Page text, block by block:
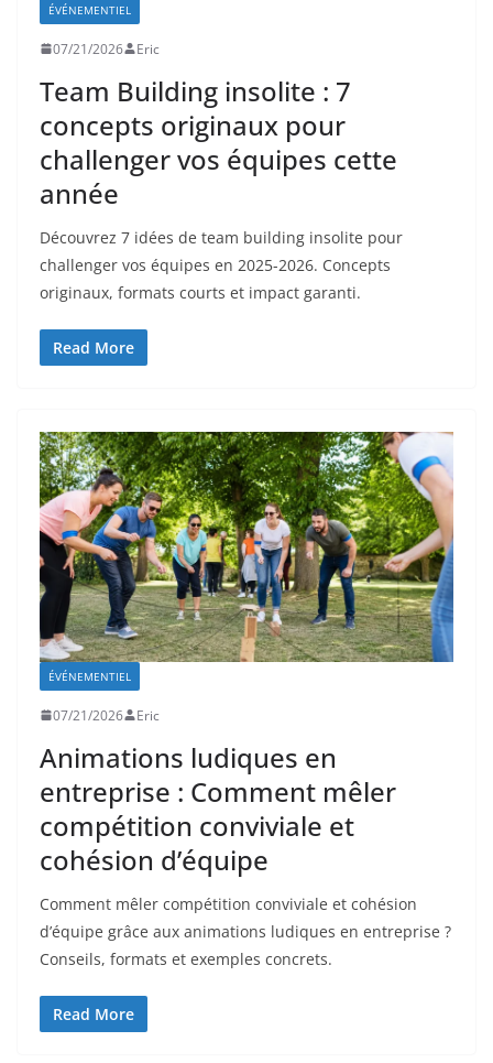
ÉVÉNEMENTIEL
07/21/2026 Eric
Team Building insolite : 7
concepts originaux pour
challenger vos équipes cette
année
Découvrez 7 idées de team building insolite pour
challenger vos équipes en 2025-2026. Concepts
originaux, formats courts et impact garanti.
Read More
ÉVÉNEMENTIEL
07/21/2026 Eric
Animations ludiques en
entreprise : Comment mêler
compétition conviviale et
cohésion d’équipe
Comment mêler compétition conviviale et cohésion
d’équipe grâce aux animations ludiques en entreprise ?
Conseils, formats et exemples concrets.
Read More